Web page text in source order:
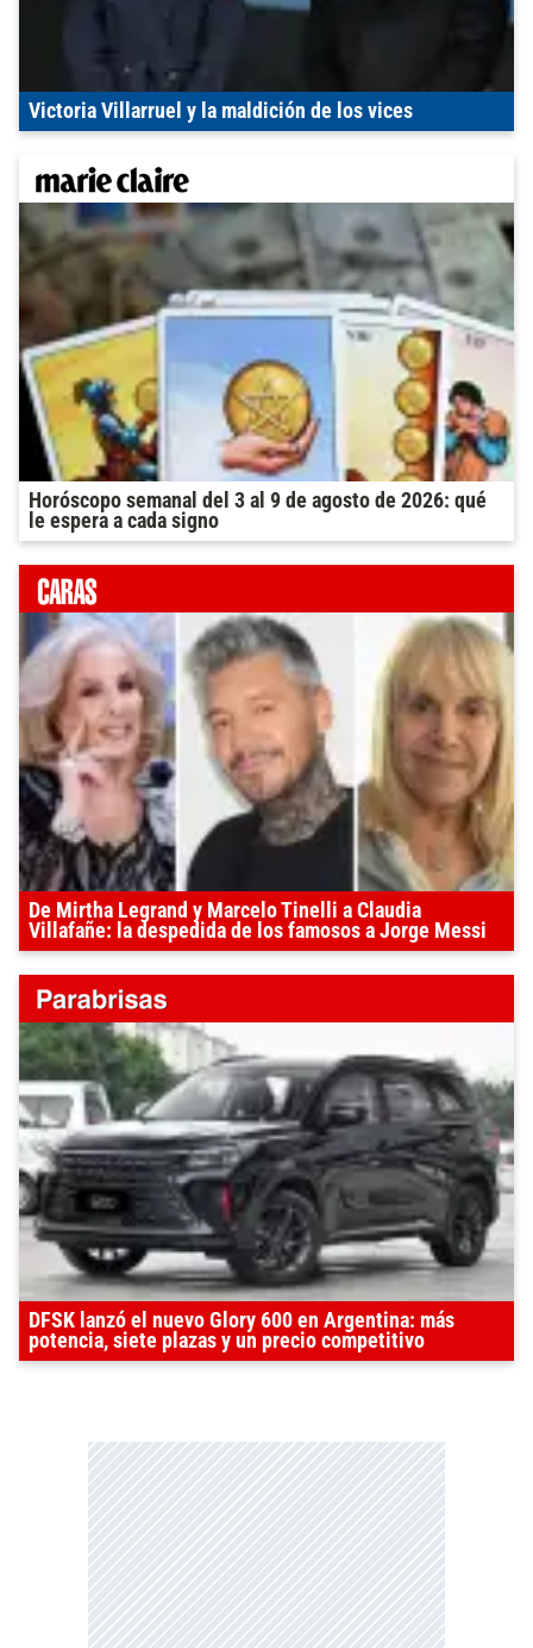
Victoria Villarruel y la maldición de los vices
Horóscopo semanal del 3 al 9 de agosto de 2026: qué
le espera a cada signo
De Mirtha Legrand y Marcelo Tinelli a Claudia
Villafañe: la despedida de los famosos a Jorge Messi
DFSK lanzó el nuevo Glory 600 en Argentina: más
potencia, siete plazas y un precio competitivo